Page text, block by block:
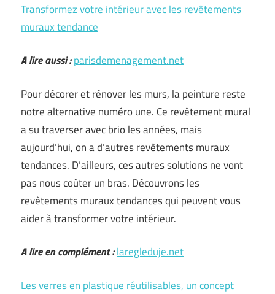
Transformez votre intérieur avec les revêtements
muraux tendance
A lire aussi :parisdemenagement.net
Pour décorer et rénover les murs, la peinture reste
notre alternative numéro une. Ce revêtement mural
a su traverser avec brio les années, mais
aujourd’hui, on a d’autres revêtements muraux
tendances. D’ailleurs, ces autres solutions ne vont
pas nous coûter un bras. Découvrons les
revêtements muraux tendances qui peuvent vous
aider à transformer votre intérieur.
A lire en complément :laregleduje.net
Les verres en plastique réutilisables, un concept